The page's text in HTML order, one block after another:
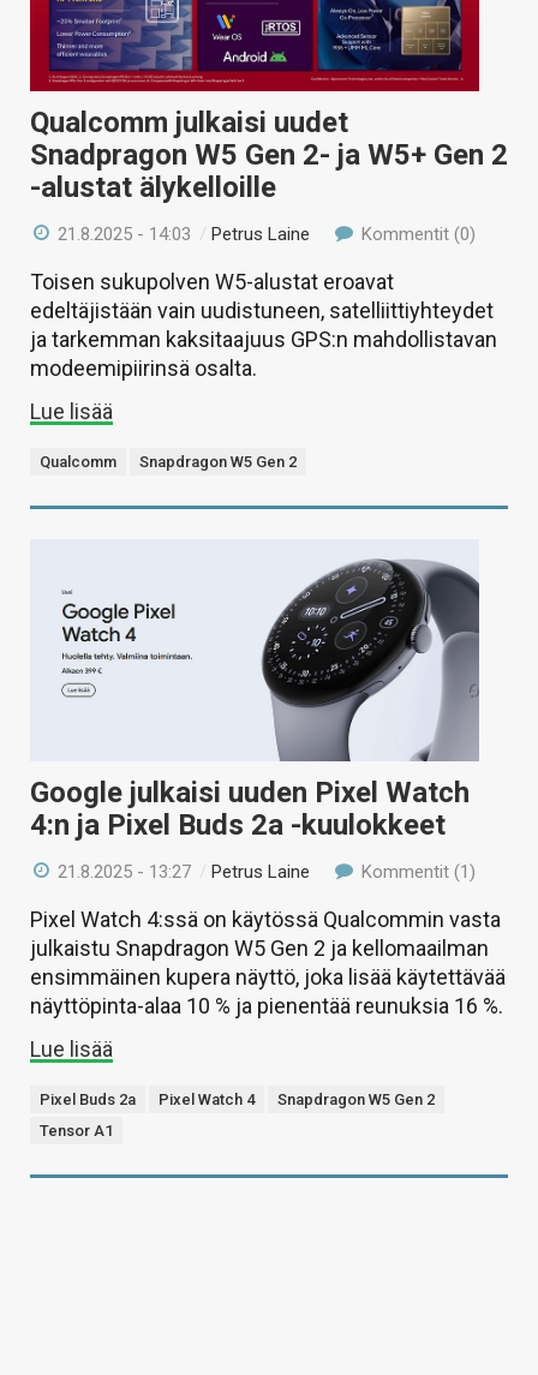
VAIHDA TEEMA
HAKU
Qualcomm julkaisi uudet
Snadpragon W5 Gen 2- ja W5+ Gen 2
-alustat älykelloille
21.8.2025 - 14:03 /Petrus Laine Kommentit (0)
Toisen sukupolven W5-alustat eroavat
edeltäjistään vain uudistuneen, satelliittiyhteydet
ja tarkemman kaksitaajuus GPS:n mahdollistavan
modeemipiirinsä osalta.
Lue lisää
Qualcomm Snapdragon W5 Gen 2
Google julkaisi uuden Pixel Watch
4:n ja Pixel Buds 2a -kuulokkeet
21.8.2025 - 13:27 / Petrus Laine Kommentit (1)
Pixel Watch 4:ssä on käytössä Qualcommin vasta
julkaistu Snapdragon W5 Gen 2 ja kellomaailman
ensimmäinen kupera näyttö, joka lisää käytettävää
näyttöpinta-alaa 10 % ja pienentää reunuksia 16 %.
Lue lisää
Pixel Buds 2a Pixel Watch 4
Snapdragon W5 Gen 2
Tensor A1